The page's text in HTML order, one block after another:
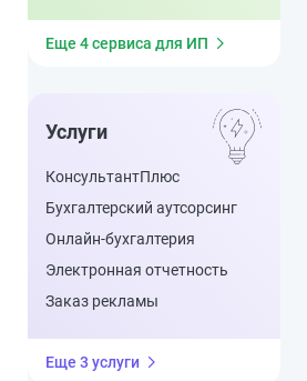
Еще 4 сервиса для ИП
Услуги
КонсультантПлюс
Бухгалтерский аутсорсинг
Онлайн-бухгалтерия
Электронная отчетность
Заказ рекламы
Еще 3 услуги